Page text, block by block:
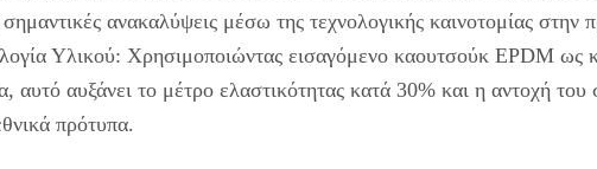
σημαντικές ανακαλύψεις μέσω της τεχνολογικής καινοτομίας
Υλικού: Χρησιμοποιώντας εισαγόμενο καουτσούκ EPDM ως
αυτό αυξάνει το μέτρο ελαστικότητας κατά 30% και η αντοχή του
πρότυπα.